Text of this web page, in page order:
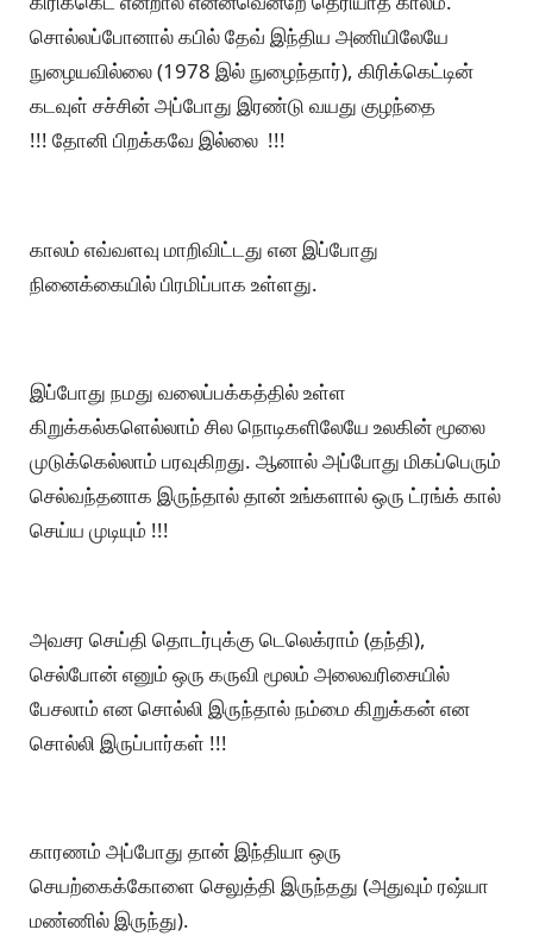
சொல்லப்போனால் கபில் தேவ் இந்திய அணியிலேயே
நுழையவில்லை (1978 இல் நுழைந்தார்), கிரிக்கெட்டின்
கடவுள் சச்சின் அப்போது இரண்டு வயது குழந்தை
!!! தோனி பிறக்கவே இல்லை !!!
காலம் எவ்வளவு மாறிவிட்டது என இப்போது
நினைக்கையில் பிரமிப்பாக உள்ளது.
இப்போது நமது வலைப்பக்கத்தில் உள்ள
கிறுக்கல்களெல்லாம் சில நொடிகளிலேயே உலகின் மூலை
முடுக்கெல்லாம் பரவுகிறது. ஆனால் அப்போது மிகப்பெரும்
செல்வந்தனாக இருந்தால் தான் உங்களால் ஒரு ட்ரங்க் கால்
செய்ய முடியும் !!!
அவசர செய்தி தொடர்புக்கு டெலெக்ராம் (தந்தி),
செல்போன் எனும் ஒரு கருவி மூலம் அலைவரிசையில்
பேசலாம் என சொல்லி இருந்தால் நம்மை கிறுக்கன் என
சொல்லி இருப்பார்கள் !!!
காரணம் அப்போது தான் இந்தியா ஒரு
செயற்கைக்கோளை செலுத்தி இருந்தது (அதுவும் ரஷ்யா
மண்ணில் இருந்து).